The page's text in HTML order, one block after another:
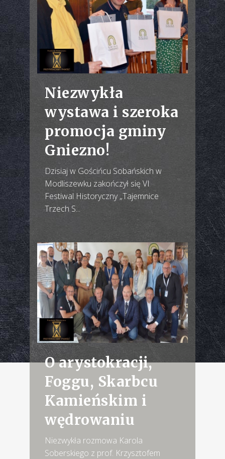
Niezwykła
wystawa i szeroka
promocja gminy
Gniezno!
Dzisiaj w Gościńcu Sobańskich w
Modliszewku zakończył się VI
Festiwal Historyczny „Tajemnice
Trzech S...
O arystokracji,
Foggu, Skarbcu
Kamieńskim i
wędrowaniu
Niezwykła rozmowa Karola
Soberskiego z prof. Krzysztofem